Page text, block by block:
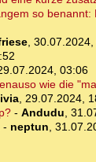
so
,
03:06
wie die
, 29.07.2024,
- Andudu,
- neptun,